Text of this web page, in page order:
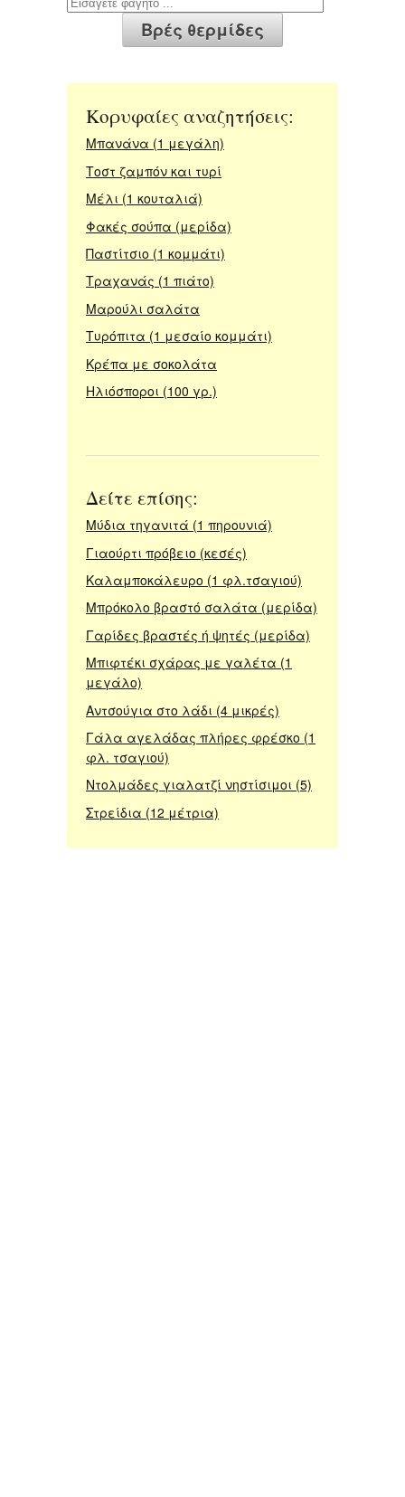
Κορυφαίες αναζητήσεις:
Μπανάνα (1 μεγάλη)
Τοστ ζαμπόν και τυρί
Μέλι (1 κουταλιά)
Φακές σούπα (μερίδα)
Παστίτσιο (1 κομμάτι)
Τραχανάς (1 πιάτο)
Μαρούλι σαλάτα
Τυρόπιτα (1 μεσαίο κομμάτι)
Κρέπα με σοκολάτα
Ηλιόσποροι (100 γρ.)
Δείτε επίσης:
Μύδια τηγανιτά (1 πηρουνιά)
Γιαούρτι πρόβειο (κεσές)
Καλαμποκάλευρο (1 φλ.τσαγιού)
Μπρόκολο βραστό σαλάτα (μερίδα)
Γαρίδες βραστές ή ψητές (μερίδα)
Μπιφτέκι σχάρας με γαλέτα (1
μεγάλο)
Αντσούγια στο λάδι (4 μικρές)
Γάλα αγελάδας πλήρες φρέσκο (1
φλ. τσαγιού)
Ντολμάδες γιαλατζί νηστίσιμοι (5)
Στρείδια (12 μέτρια)